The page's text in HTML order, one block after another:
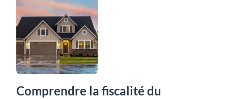
Comprendre la fiscalité du